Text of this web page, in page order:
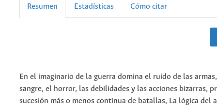
Resumen Estadísticas Cómo citar
En el imaginario de la guerra domina el ruido de las
sangre, el horror, las debilidades y las acciones bizarras,
sucesión más o menos continua de batallas, La lógica del